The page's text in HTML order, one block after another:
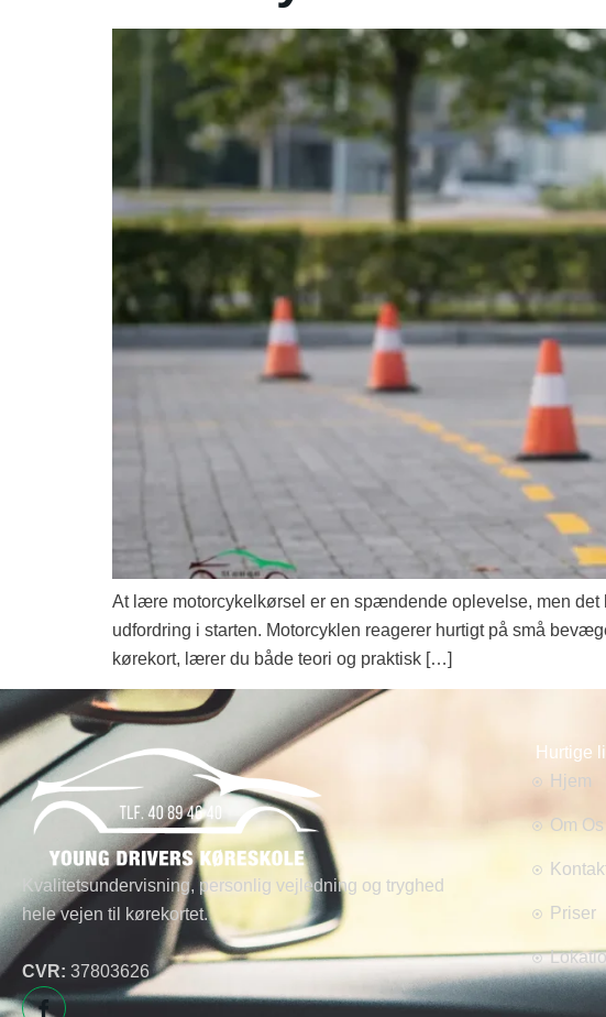
At lære motorcykelkørsel er en spændende oplevelse, men
udfordring i starten. Motorcyklen reagerer hurtigt på små
kørekort, lærer du både teori og praktisk […]
Kvalitetsundervisning, personlig vejledning og tryghed
hele vejen til kørekortet.
CVR: 37803626
Hurtige
Hjem
Om Os
Priser